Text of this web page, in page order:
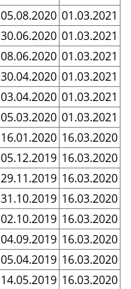
05.08.2020 01.03.2021
30.06.2020 01.03.2021
08.06.2020 01.03.2021
30.04.2020 01.03.2021
03.04.2020 01.03.2021
05.03.2020 01.03.2021
16.01.2020 16.03.2020
05.12.2019 16.03.2020
29.11.2019 16.03.2020
31.10.2019 16.03.2020
02.10.2019 16.03.2020
04.09.2019 16.03.2020
05.04.2019 16.03.2020
14.05.2019 16.03.2020